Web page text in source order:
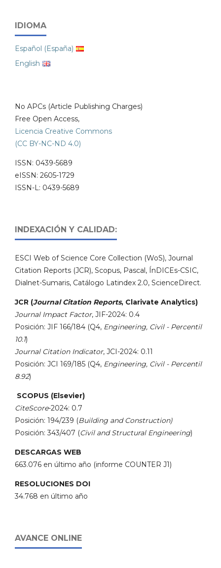
IDIOMA
Español (España)
English
No APCs (Article Publishing Charges)
Free Open Access,
Licencia Creative Commons
(CC BY-NC-ND 4.0)
ISSN: 0439-5689
eISSN: 2605-1729
ISSN-L: 0439-5689
INDEXACIÓN Y CALIDAD:
ESCI Web of Science Core Collection (WoS), Journal
Citation Reports (JCR), Scopus, Pascal, ÍnDICEs-CSIC,
Dialnet-Sumaris, Catálogo Latindex 2.0, ScienceDirect.
JCR (Journal Citation Reports, Clarivate Analytics)
Journal Impact Factor, JIF-2024: 0.4
Posición: JIF 166/184 (Q4, Engineering, Civil - Percentil
10.1)
Journal Citation Indicator, JCI-2024: 0.11
Posición: JCI 169/185 (Q4, Engineering, Civil - Percentil
8.92)
SCOPUS (Elsevier)
CiteScore-2024: 0.7
Posición: 194/239 (Building and Construction)
Posición: 343/407 (Civil and Structural Engineering)
DESCARGAS WEB
663.076 en último año (informe COUNTER J1)
RESOLUCIONES DOI
34.768 en último año
AVANCE ONLINE